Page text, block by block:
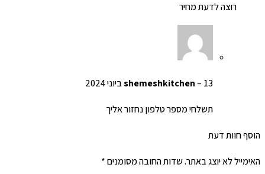
רוצה לדעת מחיר
shemeshkitchen –13 ביוני 2024
תשלחי מספר טלפון נחזור אליך
הוסף חוות דעת
האימייל לא יוצג באתר.שדות החובה מסומנים*